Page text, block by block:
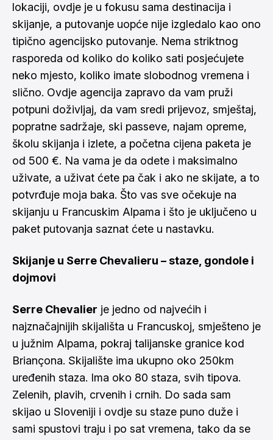
lokaciji, ovdje je u fokusu sama destinacija i
skijanje, a putovanje uopće nije izgledalo kao ono
tipično agencijsko putovanje. Nema striktnog
rasporeda od koliko do koliko sati posjećujete
neko mjesto, koliko imate slobodnog vremena i
slično. Ovdje agencija zapravo da vam pruži
potpuni doživljaj, da vam sredi prijevoz, smještaj,
popratne sadržaje, ski passeve, najam opreme,
školu skijanja i izlete, a početna cijena paketa je
od 500 €. Na vama je da odete i maksimalno
uživate, a uživat ćete pa čak i ako ne skijate, a to
potvrđuje moja baka. Što vas sve očekuje na
skijanju u Francuskim Alpama i što je uključeno u
paket putovanja saznat ćete u nastavku.
Skijanje u Serre Chevalieru – staze, gondole i
dojmovi
Serre Chevalier je jedno od najvećih i
najznačajnijih skijališta u Francuskoj, smješteno je
u južnim Alpama, pokraj talijanske granice kod
Briançona. Skijalište ima ukupno oko 250km
uređenih staza. Ima oko 80 staza, svih tipova.
Zelenih, plavih, crvenih i crnih. Do sada sam
skijao u Sloveniji i ovdje su staze puno duže i
sami spustovi traju i po sat vremena, tako da se